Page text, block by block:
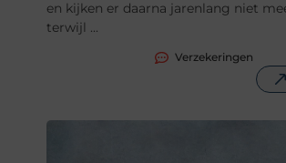
en kijken er daarna jarenlang niet
terwijl ...
Verzekeringen